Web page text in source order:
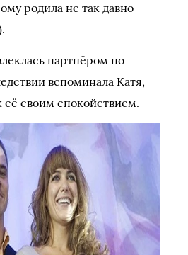
родила не так давно
партнёром по
вспоминала Катя,
её своим спокойствием.